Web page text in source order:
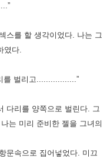
스를 할 생각이었다. 나는 그
였다.
를 벌리고.................”
다리를 양쪽으로 벌린다. 그
나는 미리 준비한 젤을 그녀의
문속으로 집어넣었다. 미끄